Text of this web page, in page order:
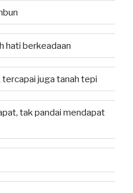
hati berkeadaan
juga tanah tepi
tak pandai mendapat